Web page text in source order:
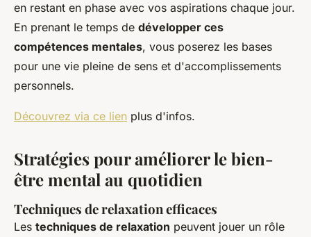
en restant en phase avec vos aspirations chaque jour.
En prenant le temps de développer ces
compétences mentales, vous poserez les bases
pour une vie pleine de sens et d'accomplissements
personnels.
Découvrez via ce lien plus d'infos.
Stratégies pour améliorer le bien-
être mental au quotidien
Techniques de relaxation efficaces
Les techniques de relaxation peuvent jouer un rôle